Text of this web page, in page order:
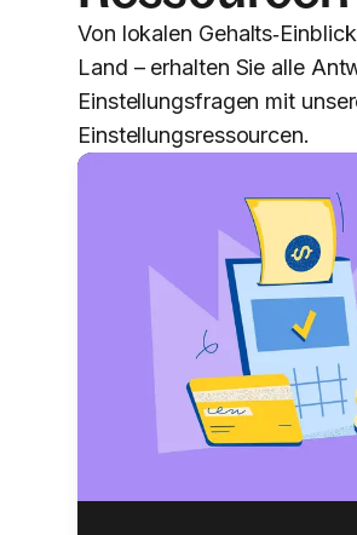
Von lokalen
Land – erhalten Sie alle
Einstellungsfragen mit
Einstellungsressourcen.